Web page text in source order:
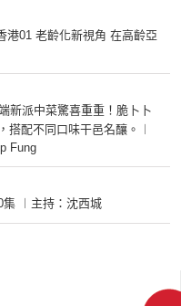
港01 老齡化新視角 在高齡亞
新派中菜驚喜重重！脆卜卜
配不同口味干邑名釀。︱
Fung
集 ︱主持：沈西城